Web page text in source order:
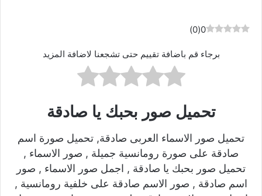
0
(
0
)
برجاء قم باضافة تقييم حتى تشجعنا لاضافة المزيد
تحميل صور بحبك يا صادقة
تحميل صور الاسماء العربى صادقة, تحميل صورة اسم
صادقة على صورة رومانسية جميلة , صور الاسماء ,
تحميل صور بحبك يا صادقة , اجمل صور الاسماء , صور
اسم صادقة , صور الاسم صادقة على خلفية رومانسية ,